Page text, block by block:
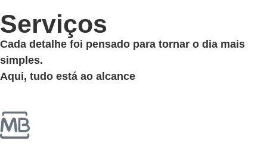
Serviços
Cada detalhe foi pensado para tornar o dia mais
simples.
Aqui, tudo está ao alcance